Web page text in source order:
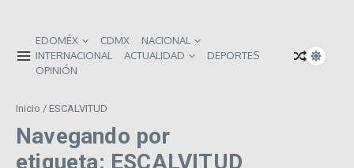
EDOMÉX CDMX
NACIONAL
INTERNACIONAL
ACTUALIDAD
DEPORTES
OPINIÓN
Inicio / ESCALVITUD
Navegando por
etiqueta: ESCALVITUD